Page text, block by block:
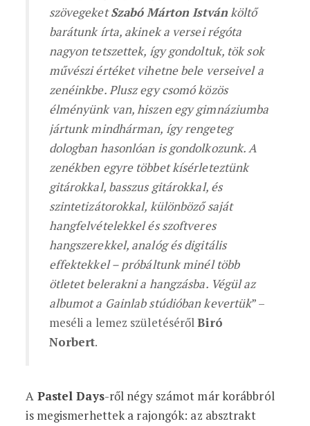
szövegeketSzabó Márton Istvánköltő
barátunk írta, akinek a versei régóta
nagyon tetszettek, így gondoltuk, tök sok
művészi értéket vihetne bele verseivel a
zenéinkbe. Plusz egy csomó közös
élményünk van, hiszen egy gimnáziumba
jártunk mindhárman, így rengeteg
dologban hasonlóan is gondolkozunk. A
zenékben egyre többet kísérleteztünk
gitárokkal, basszus gitárokkal, és
szintetizátorokkal, különböző saját
hangfelvételekkel és szoftveres
hangszerekkel, analóg és digitális
effektekkel – próbáltunk minél több
ötletet belerakni a hangzásba. Végül az
albumot a Gainlab stúdióban kevertük” –
meséli a lemez születésérőlBiró
Norbert.
A Pastel Days-ről négy számot már korábbról
is megismerhettek a rajongók: az absztrakt